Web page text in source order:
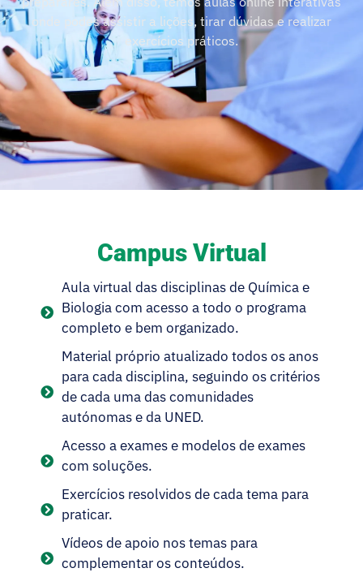
onde podes assistir a lições, tirar dúvidas e realizar
exercícios práticos.
Campus Virtual
Aula virtual das disciplinas de Química e
Biologia com acesso a todo o programa
completo e bem organizado.
Material próprio atualizado todos os anos
para cada disciplina, seguindo os critérios
de cada uma das comunidades
autónomas e da UNED.
Acesso a exames e modelos de exames
com soluções.
Exercícios resolvidos de cada tema para
praticar.
Vídeos de apoio nos temas para
complementar os conteúdos.